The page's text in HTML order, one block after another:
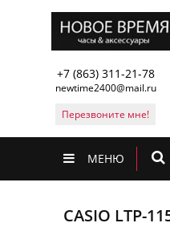
+7 (863) 311-21-78
newtime2400@mail.ru
Перезвоните мне!
МЕНЮ
CASIO LTP-